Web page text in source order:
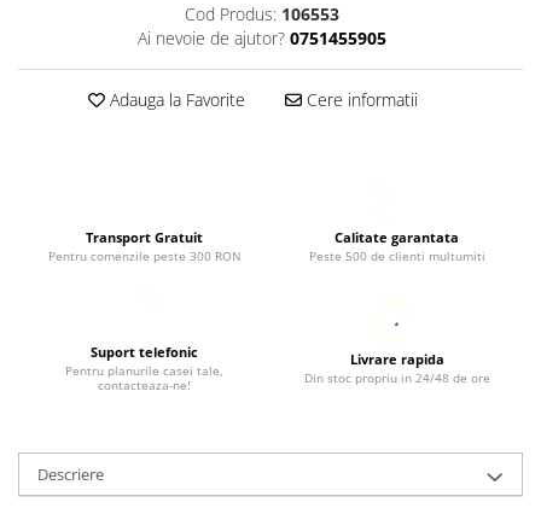
Cod Produs: 106553
Ai nevoie de ajutor? 0751455905
Adauga la Favorite Cere informatii
Transport Gratuit
Pentru comenzile peste 300 RON
Calitate garantata
Peste 500 de clienti multumiti
Suport telefonic
Pentru planurile casei tale,
contacteaza-ne!
Livrare rapida
Din stoc propriu in 24/48 de ore
Descriere